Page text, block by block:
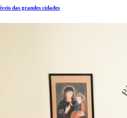
das grandes cidades